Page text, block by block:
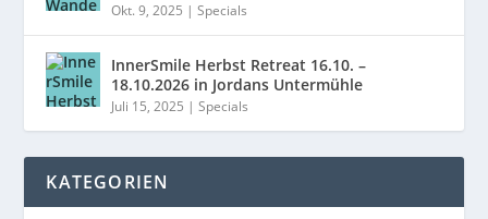
Okt. 9, 2025 |Specials
InnerSmile Herbst Retreat 16.10. –
18.10.2026 in Jordans Untermühle
Juli 15, 2025 |Specials
KATEGORIEN